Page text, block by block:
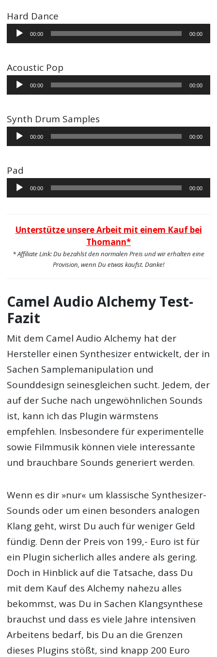
Hard Dance
Audio-
Player
00:00 00:00
Acoustic Pop
Audio-
Player
00:00 00:00
Synth Drum Samples
Audio-
Player
00:00 00:00
Pad
Audio-
Player
00:00 00:00
Unterstütze unsere Arbeit mit einem Kauf bei
Thomann*
* Affiliate Link: Du bezahlst den normalen Preis und wir erhalten eine
Provision, wenn Du etwas kaufst. Danke!
Camel Audio Alchemy Test-
Fazit
Mit dem Camel Audio Alchemy hat der
Hersteller einen Synthesizer entwickelt, der in
Sachen Samplemanipulation und
Sounddesign seinesgleichen sucht. Jedem, der
auf der Suche nach ungewöhnlichen Sounds
ist, kann ich das Plugin wärmstens
empfehlen. Insbesondere für experimentelle
sowie Filmmusik können viele interessante
und brauchbare Sounds generiert werden.
Wenn es dir »nur« um klassische Synthesizer-
Sounds oder um einen besonders analogen
Klang geht, wirst Du auch für weniger Geld
fündig. Denn der Preis von 199,- Euro ist für
ein Plugin sicherlich alles andere als gering.
Doch in Hinblick auf die Tatsache, dass Du
mit dem Kauf des Alchemy nahezu alles
bekommst, was Du in Sachen Klangsynthese
brauchst und dass es viele Jahre intensiven
Arbeitens bedarf, bis Du an die Grenzen
dieses Plugins stößt, sind knapp 200 Euro